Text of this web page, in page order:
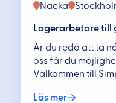
Nacka
Lagerarbetare till
Är du redo att ta
oss får du
Välkommen till
Läs mer